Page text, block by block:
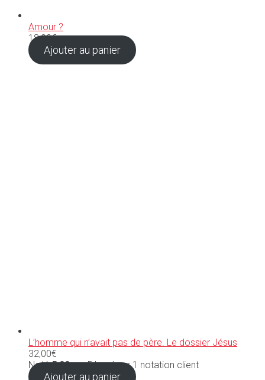
Amour ?
18,00€
Ajouter au panier
L’homme qui n’avait pas de père. Le dossier Jésus
32,00€
Noté5.00sur 5 basé sur1 notation client
Ajouter au panier